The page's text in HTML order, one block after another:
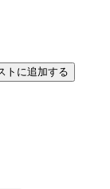
トに追加する